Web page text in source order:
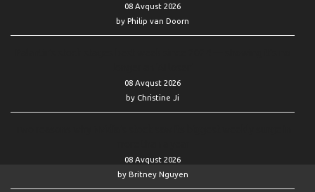
08 Avqust 2026
by Philip van Doorn
08 Avqust 2026
by Christine Ji
08 Avqust 2026
by Britney Nguyen